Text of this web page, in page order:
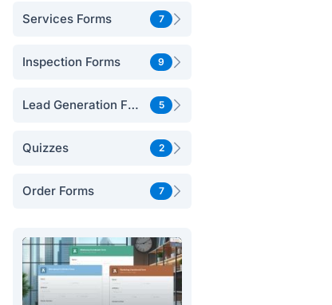
Services Forms 7
Inspection Forms 9
Lead Generation Forms 5
Quizzes 2
Order Forms 7